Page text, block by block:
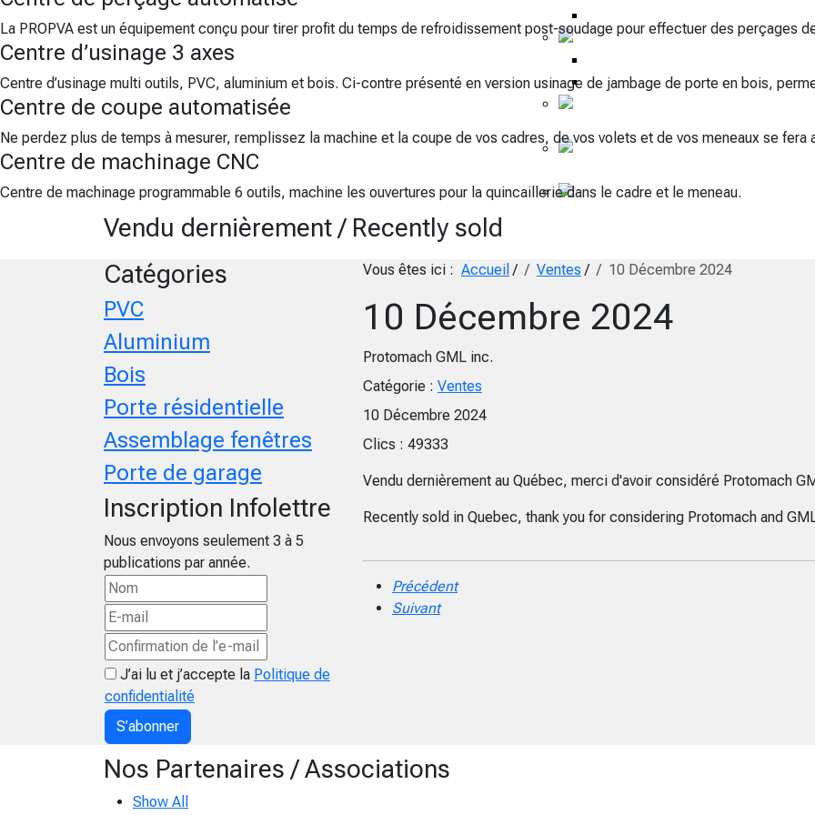
Bois
Usiner Bois
Porte de
La PROPVA est un équipement conçu pour tirer profit du temps de refroidissement post-soudage pour effectuer des perçages
Centre d’usinage 3 axes
Centre d’usinage multi outils, PVC, aluminium et bois. Ci-contre présenté en version usinage de jambage de porte en bois,
Centre de coupe automatisée
Ne perdez plus de temps à mesurer, remplissez la machine et la coupe de vos cadres, de vos volets et de vos meneaux se fera
Centre de machinage CNC
Centre de machinage programmable 6 outils, machine les ouvertures pour la quincaillerie dans le cadre et le meneau.
Vendu dernièrement / Recently sold
Catégories
PVC
Aluminium
Bois
Porte résidentielle
Assemblage fenêtres
Porte de garage
Inscription Infolettre
Nous envoyons seulement 3 à 5
publications par année.
J’ai lu et j’accepte la Politique de
confidentialité
S’abonner
Vous êtes ici : Accueil / Ventes / 10 Décembre 2024
10 Décembre 2024
Protomach GML inc.
Catégorie : Ventes
10 Décembre 2024
Clics : 49333
Vendu dernièrement au Québec, merci d'avoir considéré Protomach
Recently sold in Quebec, thank you for considering Protomach and
Précédent
Suivant
Nos Partenaires / Associations
Show All